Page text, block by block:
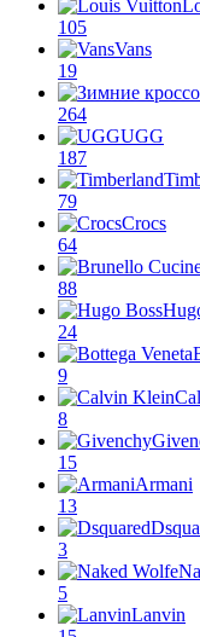
105
Vans
19
264
UGG
187
79
Crocs
64
88
24
9
8
15
Armani
13
3
5
Lanvin